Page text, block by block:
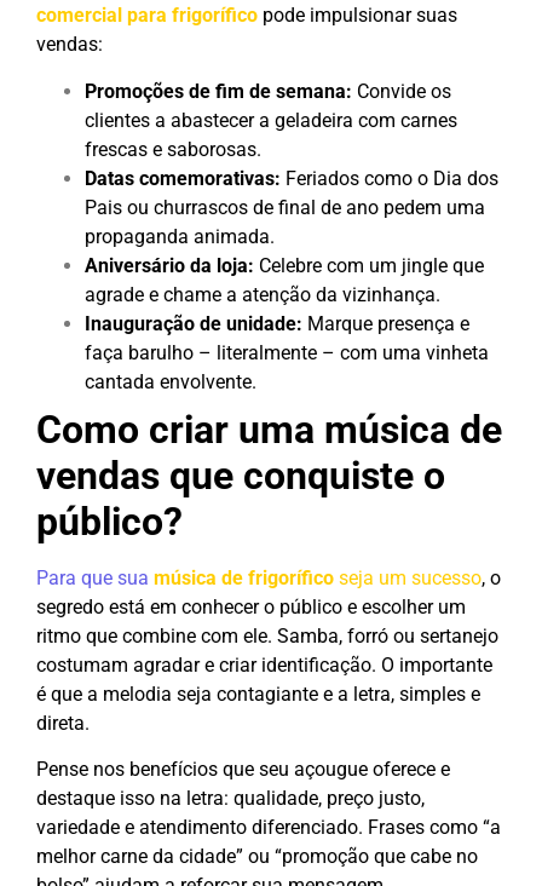
comercial para frigorífico pode impulsionar suas
vendas:
Promoções de fim de semana: Convide os
clientes a abastecer a geladeira com carnes
frescas e saborosas.
Datas comemorativas: Feriados como o Dia dos
Pais ou churrascos de final de ano pedem uma
propaganda animada.
Aniversário da loja: Celebre com um jingle que
agrade e chame a atenção da vizinhança.
Inauguração de unidade: Marque presença e
faça barulho – literalmente – com uma vinheta
cantada envolvente.
Como criar uma música de
vendas que conquiste o
público?
Para que sua música de frigorífico seja um sucesso, o
segredo está em conhecer o público e escolher um
ritmo que combine com ele. Samba, forró ou sertanejo
costumam agradar e criar identificação. O importante
é que a melodia seja contagiante e a letra, simples e
direta.
Pense nos benefícios que seu açougue oferece e
destaque isso na letra: qualidade, preço justo,
variedade e atendimento diferenciado. Frases como “a
melhor carne da cidade” ou “promoção que cabe no